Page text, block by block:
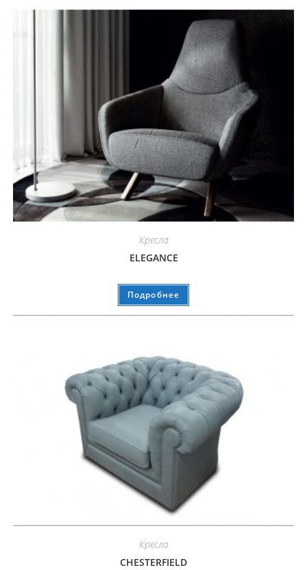
Кресла
ELEGANCE
Подробнее
Кресла
CHESTERFIELD